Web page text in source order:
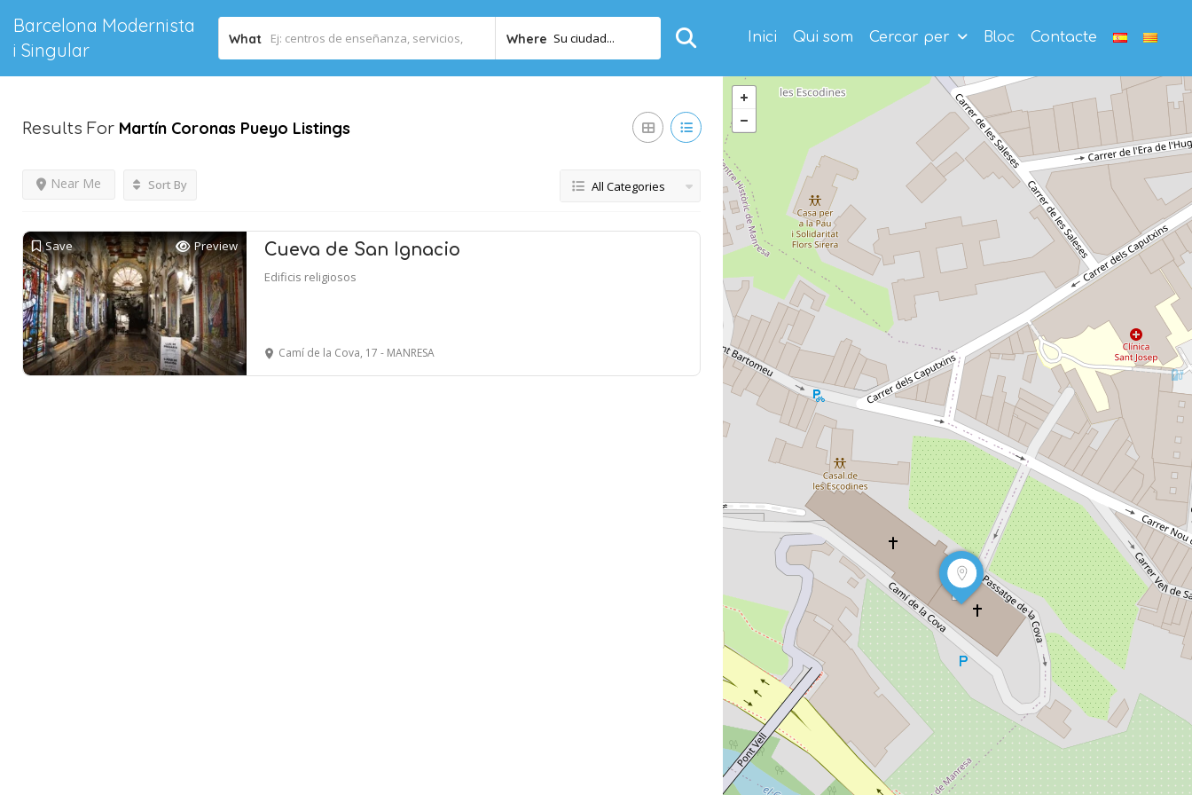
Barcelona Modernista
i Singular
What Where Su ciudad... Inici Qui som Cercar per Bloc Contacte
Results For Martín Coronas Pueyo Listings
Near Me Sort By All Categories
Save Preview Cueva de San Ignacio
Edificis religiosos
Camí de la Cova, 17 - MANRESA